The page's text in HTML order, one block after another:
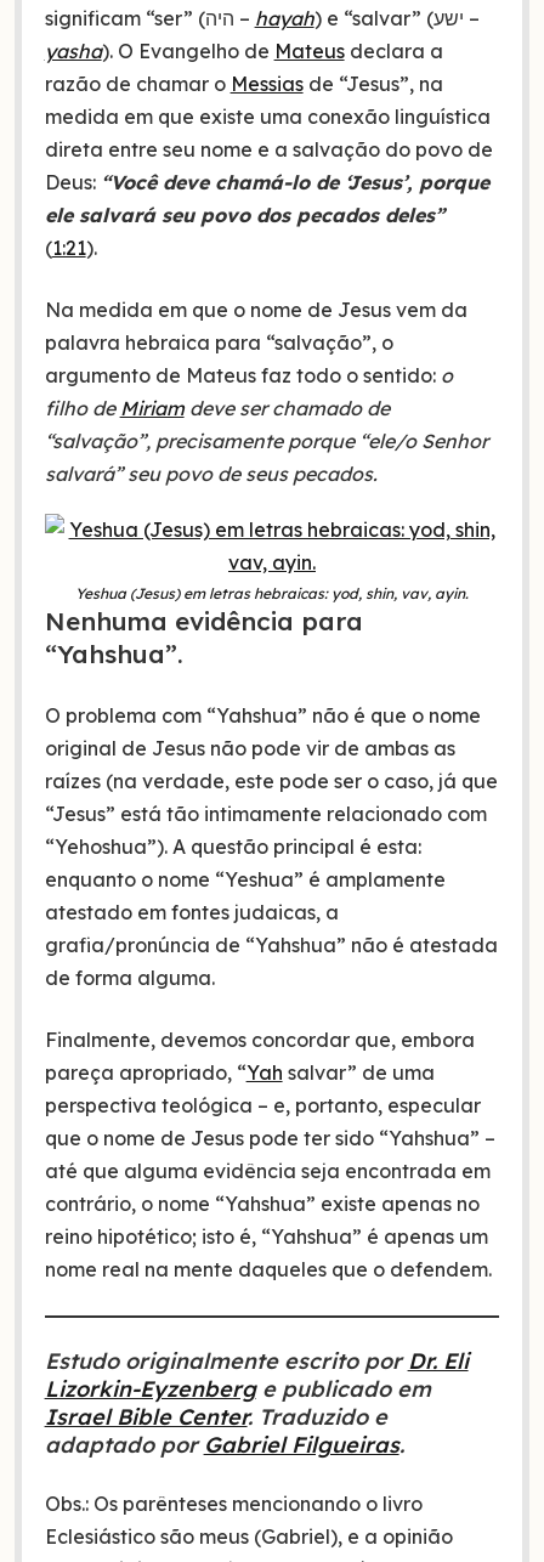
significam “ser” (היה – hayah
) e “salvar” (ישע –
yasha). O Evangelho de Mateusdeclara a
razão de chamar o Messiasde “Jesus”, na
medida em que existe uma conexão linguística
direta entre seu nome e a salvação do povo de
Deus: “Você deve chamá-lo de ‘Jesus’, porque
ele salvará seu povo dos pecados deles”
(1:21).
Na medida em que o nome de Jesus vem da
palavra hebraica para “salvação”, o
argumento de Mateus faz todo o sentido: o
filho de Miriamdeve ser chamado de
“salvação”, precisamente porque “ele/o Senhor
salvará” seu povo de seus pecados.
Yeshua (Jesus) em letras hebraicas: yod, shin, vav, ayin.
Nenhuma evidência para
“Yahshua”.
O problema com “Yahshua” não é que o nome
original de Jesus não pode vir de ambas as
raízes (na verdade, este pode ser o caso, já que
“Jesus” está tão intimamente relacionado com
“Yehoshua”). A questão principal é esta:
enquanto o nome “Yeshua” é amplamente
atestado em fontes judaicas, a
grafia/pronúncia de “Yahshua” não é atestada
de forma alguma.
Finalmente, devemos concordar que, embora
pareça apropriado, “Yah salvar” de uma
perspectiva teológica – e, portanto, especular
que o nome de Jesus pode ter sido “Yahshua” –
até que alguma evidência seja encontrada em
contrário, o nome “Yahshua” existe apenas no
reino hipotético; isto é, “Yahshua” é apenas um
nome real na mente daqueles que o defendem.
Estudo originalmente escrito porDr. Eli
Lizorkin-Eyzenberge publicado em
Israel Bible Center. Traduzido e
adaptado por Gabriel Filgueiras.
Obs.: Os parênteses mencionando o livro
Eclesiástico são meus (Gabriel), e a opinião